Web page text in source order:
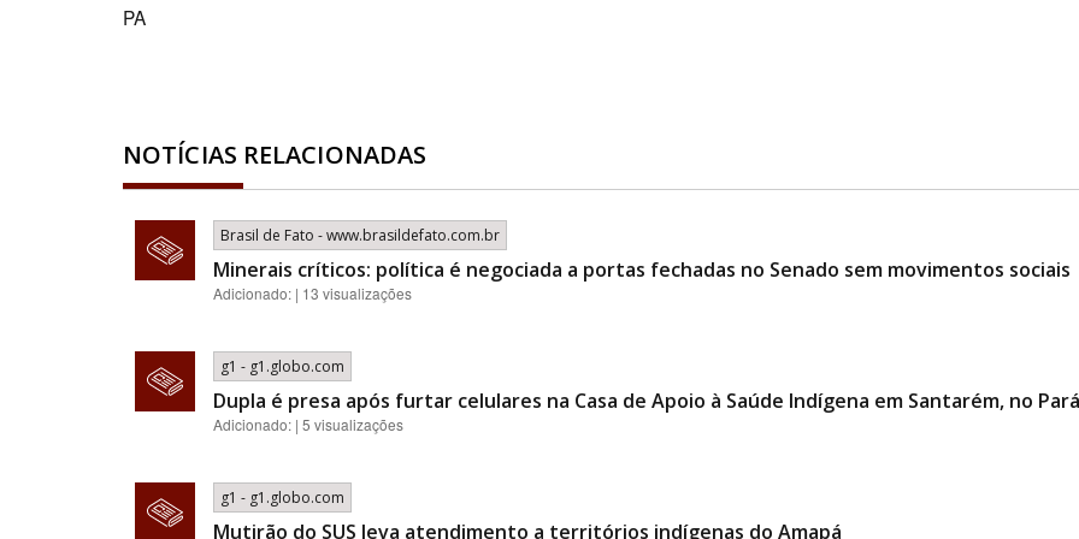
PA
NOTÍCIAS RELACIONADAS
Brasil de Fato - www.brasildefato.com.br
Minerais críticos: política é negociada a portas fechadas no Senado sem movimentos sociais
Adicionado: | 13 visualizações
g1 - g1.globo.com
Dupla é presa após furtar celulares na Casa de Apoio à Saúde Indígena em Santarém, no Pará
Adicionado: | 5 visualizações
g1 - g1.globo.com
Mutirão do SUS leva atendimento a territórios indígenas do Amapá